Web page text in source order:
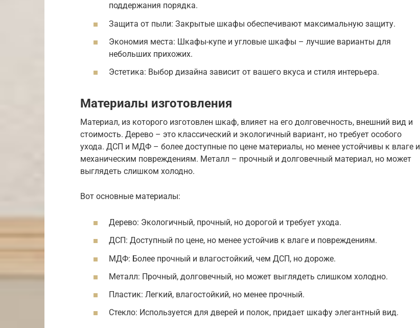
поддержания порядка.
Защита от пыли: Закрытые шкафы обеспечивают максимальную защиту.
Экономия места: Шкафы-купе и угловые шкафы – лучшие варианты для
небольших прихожих.
Эстетика: Выбор дизайна зависит от вашего вкуса и стиля интерьера.
Материалы изготовления
Материал, из которого изготовлен шкаф, влияет на его долговечность, внешний вид и
стоимость. Дерево – это классический и экологичный вариант, но требует особого
ухода. ДСП и МДФ – более доступные по цене материалы, но менее устойчивы к влаге и
механическим повреждениям. Металл – прочный и долговечный материал, но может
выглядеть слишком холодно.
Вот основные материалы:
Дерево: Экологичный, прочный, но дорогой и требует ухода.
ДСП: Доступный по цене, но менее устойчив к влаге и повреждениям.
МДФ: Более прочный и влагостойкий, чем ДСП, но дороже.
Металл: Прочный, долговечный, но может выглядеть слишком холодно.
Пластик: Легкий, влагостойкий, но менее прочный.
Стекло: Используется для дверей и полок, придает шкафу элегантный вид.